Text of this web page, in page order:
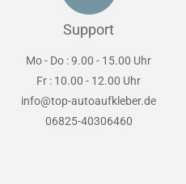
Support
Mo - Do : 9.00 - 15.00 Uhr
Fr : 10.00 - 12.00 Uhr
info@top-autoaufkleber.de
06825-40306460